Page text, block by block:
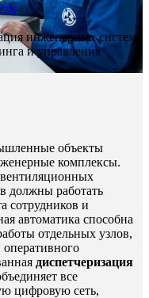
инженерных систем
и управления
объекты
комплексы.
должны работать
сотрудников и
автоматика способна
отдельных узлов,
оперативного
диспетчеризация
все
цифровую сеть,